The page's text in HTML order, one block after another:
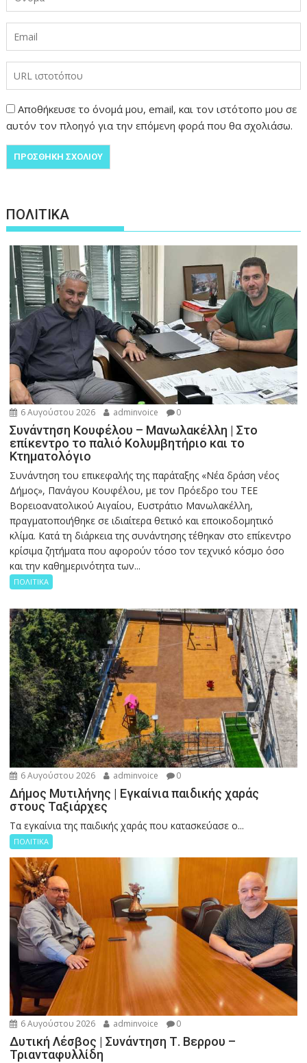
Αποθήκευσε το όνομά μου, email, και τον ιστότοπο μου σε
αυτόν τον πλοηγό για την επόμενη φορά που θα σχολιάσω.
ΠΟΛΙΤΙΚΑ
6 Αυγούστου 2026 adminvoice 0
Συνάντηση Κουφέλου – Μανωλακέλλη | Στο
επίκεντρο το παλιό Κολυμβητήριο και το
Κτηματολόγιο
Συνάντηση του επικεφαλής της παράταξης «Νέα δράση νέος
Δήμος», Πανάγου Κουφέλου, με τον Πρόεδρο του ΤΕΕ
Βορειοανατολικού Αιγαίου, Ευστράτιο Μανωλακέλλη,
πραγματοποιήθηκε σε ιδιαίτερα θετικό και εποικοδομητικό
κλίμα. Κατά τη διάρκεια της συνάντησης τέθηκαν στο επίκεντρο
κρίσιμα ζητήματα που αφορούν τόσο τον τεχνικό κόσμο όσο
και την καθημερινότητα των...
ΠΟΛΙΤΙΚΑ
6 Αυγούστου 2026 adminvoice 0
Δήμος Μυτιλήνης | Εγκαίνια παιδικής χαράς
στους Ταξιάρχες
Tα εγκαίνια της παιδικής χαράς που κατασκεύασε ο...
ΠΟΛΙΤΙΚΑ
6 Αυγούστου 2026 adminvoice 0
Δυτική Λέσβος | Συνάντηση Τ. Βερρου –
Τριανταφυλλίδη